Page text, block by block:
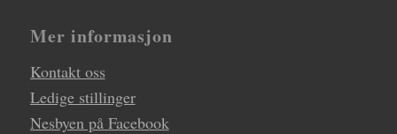
Mer informasjon
Kontakt oss
Ledige stillinger
Nesbyen på Facebook